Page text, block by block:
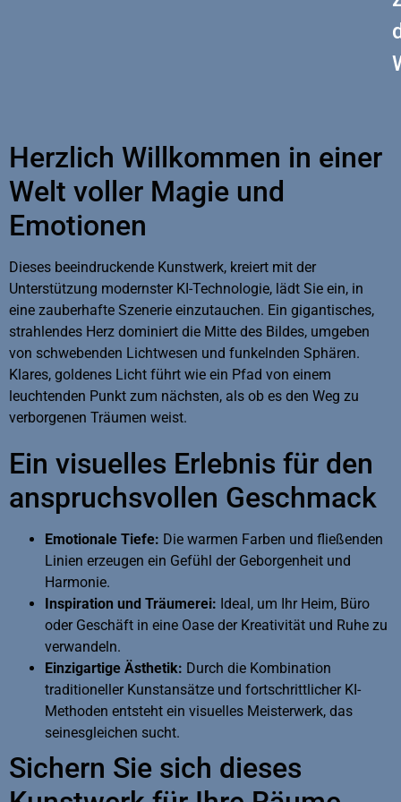
Herzlich Willkommen in einer
Welt voller Magie und
Emotionen
Dieses beeindruckende Kunstwerk, kreiert mit der
Unterstützung modernster KI-Technologie, lädt Sie ein, in
eine zauberhafte Szenerie einzutauchen. Ein gigantisches,
strahlendes Herz dominiert die Mitte des Bildes, umgeben
von schwebenden Lichtwesen und funkelnden Sphären.
Klares, goldenes Licht führt wie ein Pfad von einem
leuchtenden Punkt zum nächsten, als ob es den Weg zu
verborgenen Träumen weist.
Ein visuelles Erlebnis für den
anspruchsvollen Geschmack
Emotionale Tiefe: Die warmen Farben und fließenden
Linien erzeugen ein Gefühl der Geborgenheit und
Harmonie.
Inspiration und Träumerei: Ideal, um Ihr Heim, Büro
oder Geschäft in eine Oase der Kreativität und Ruhe zu
verwandeln.
Einzigartige Ästhetik: Durch die Kombination
traditioneller Kunstansätze und fortschrittlicher KI-
Methoden entsteht ein visuelles Meisterwerk, das
seinesgleichen sucht.
Sichern Sie sich dieses